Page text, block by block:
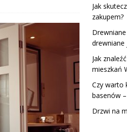
Jak
zakupem?
drewniane
Jak
mieszkań
Czy warto
basenów
Drzwi na